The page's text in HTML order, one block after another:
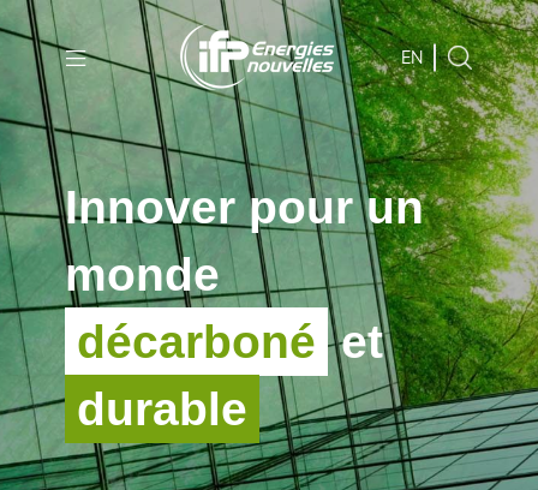
Aller au
contenu
principal
Skip
to
main
menu
Skip
to
search
EN
Innover pour un
monde
décarbonéet
durable